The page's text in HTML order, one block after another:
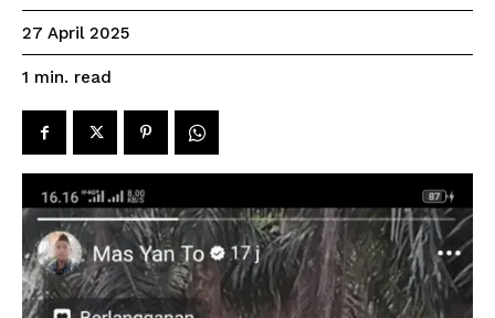
27 April 2025
1 min. read